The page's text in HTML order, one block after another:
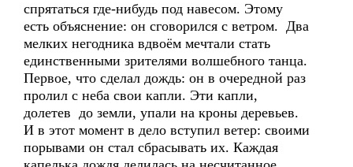
спрятаться где-нибудь под навесом. Этому
есть объяснение: он сговорился с ветром. Два
мелких негодника вдвоём мечтали стать
единственными зрителями волшебного танца.
Первое, что сделал дождь: он в очередной раз
пролил с неба свои капли. Эти капли,
долетев до земли, упали на кроны деревьев.
И в этот момент в дело вступил ветер: своими
порывами он стал сбрасывать их. Каждая